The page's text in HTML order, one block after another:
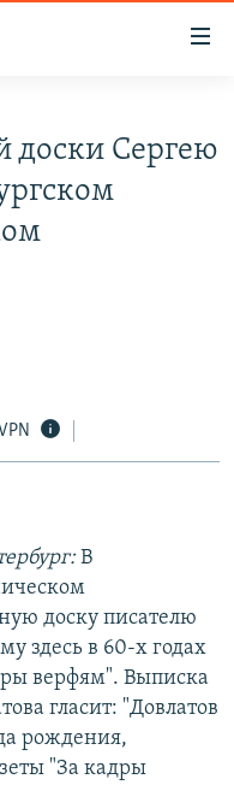
доски Сергею
В
доску писателю
здесь в 60-х годах
верфям". Выписка
гласит: "Довлатов
рождения,
"За кадры